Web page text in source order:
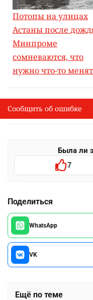
Потопы на улицах
Астаны после
Минпроме
сомневаются, что
нужно что-то
I
Сообщить об опечатке
Выделите фрагмент и
Была ли
7
Поделиться
WhatsApp
VK
Ещё по теме
Сообщить об ошибке